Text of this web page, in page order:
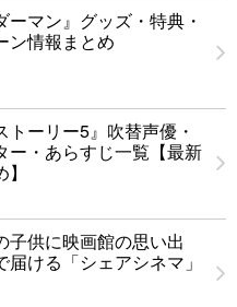
ーマン』グッズ・特典・
ン情報まとめ
トーリー5』吹替声優・
ー・あらすじ一覧【最新
子供に映画館の思い出
届ける「シェアシネマ」